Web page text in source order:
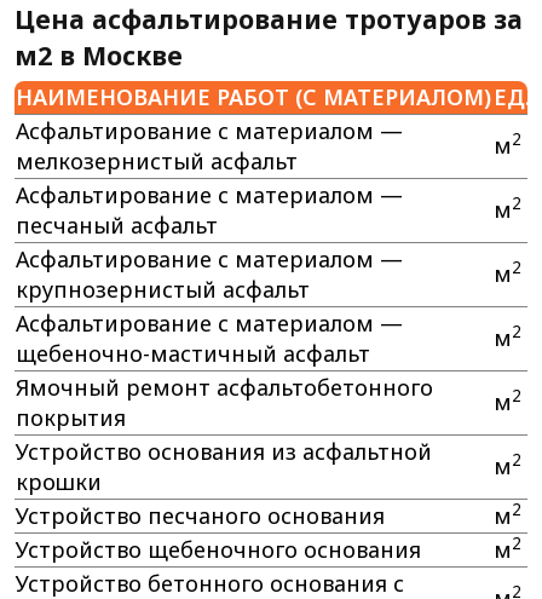
Цена асфальтирование тротуаров за
м2 в Москве
НАИМЕНОВАНИЕ РАБОТ (С МАТЕРИАЛОМ)ЕД.
Асфальтирование с материалом —
мелкозернистый асфальт
м2
Асфальтирование с материалом —
песчаный асфальт
м2
Асфальтирование с материалом —
крупнозернистый асфальт
м2
Асфальтирование с материалом —
щебеночно-мастичный асфальт
м2
Ямочный ремонт асфальтобетонного
покрытия
м2
Устройство основания из асфальтной
крошки
м2
Устройство песчаного основания м2
Устройство щебеночного основания м2
Устройство бетонного основания с
2